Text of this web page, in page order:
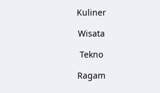
Kuliner
Wisata
Tekno
Ragam